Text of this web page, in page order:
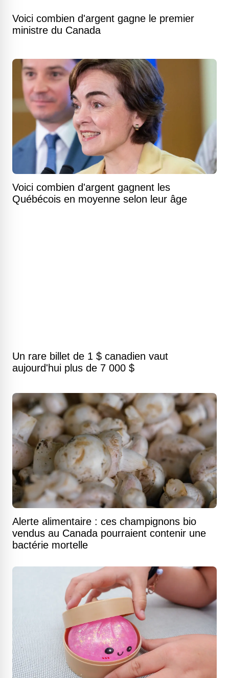
Voici combien d'argent gagne le premier
ministre du Canada
Voici combien d'argent gagnent les
Québécois en moyenne selon leur âge
Un rare billet de 1 $ canadien vaut
aujourd'hui plus de 7 000 $
Alerte alimentaire : ces champignons bio
vendus au Canada pourraient contenir une
bactérie mortelle